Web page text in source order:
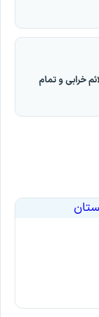
خرابی و تمام